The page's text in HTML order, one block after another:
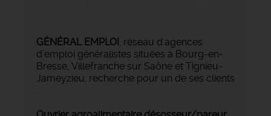
GÉNÉRAL EMPLOI , réseau d'agences
d’emploi généralistes situées à Bourg-en-
Bresse, Villefranche sur Saône et Tignieu-
Jameyzieu, recherche pour un de ses clients
: